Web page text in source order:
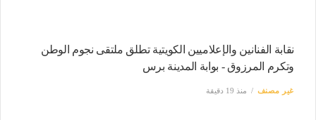
نقابة الفنانين والإعلاميين الكويتية تطلق ملتقى نجوم الوطن
وتكرم المرزوق - بوابة المدينة برس
غير مصنف منذ 19 دقيقة